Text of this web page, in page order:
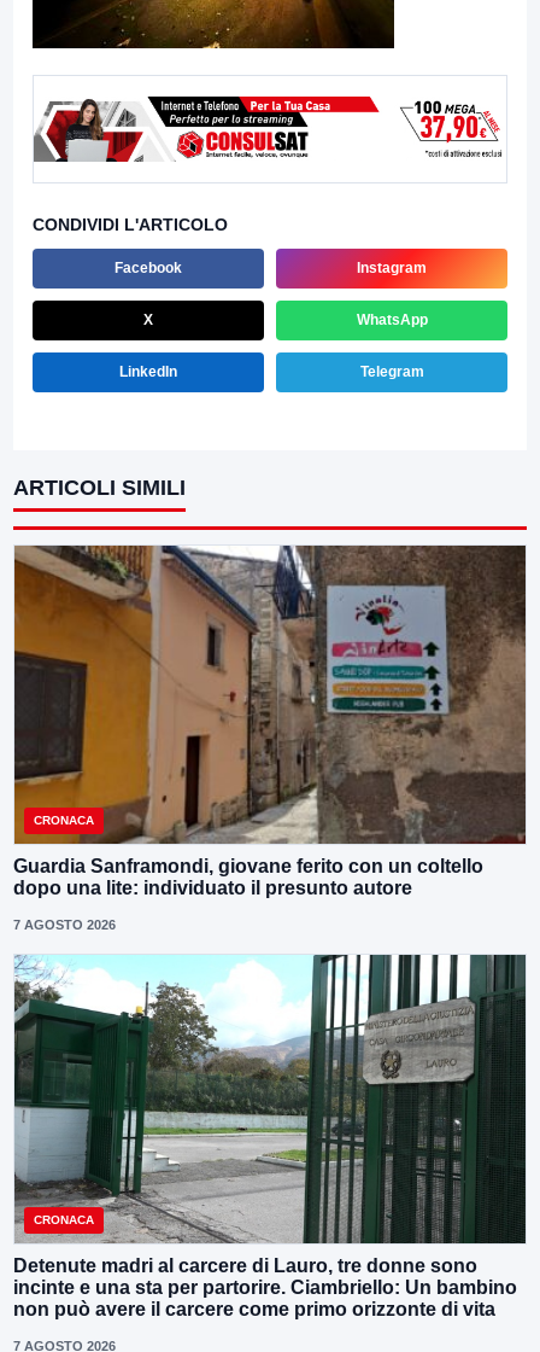
CONDIVIDI L'ARTICOLO
Facebook Instagram
X WhatsApp
LinkedIn Telegram
ARTICOLI SIMILI
CRONACA
Guardia Sanframondi, giovane ferito con un coltello
dopo una lite: individuato il presunto autore
7 AGOSTO 2026
CRONACA
Detenute madri al carcere di Lauro, tre donne sono
incinte e una sta per partorire. Ciambriello: Un bambino
non può avere il carcere come primo orizzonte di vita
7 AGOSTO 2026